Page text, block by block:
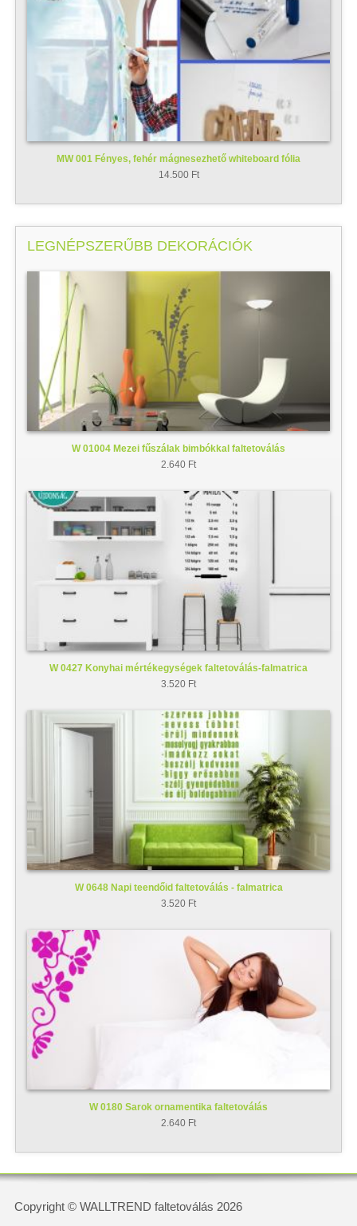
MW 001 Fényes, fehér mágnesezhető whiteboard fólia
14.500 Ft
LEGNÉPSZERŰBB DEKORÁCIÓK
W 01004 Mezei fűszálak bimbókkal faltetoválás
2.640 Ft
W 0427 Konyhai mértékegységek faltetoválás-falmatrica
3.520 Ft
W 0648 Napi teendőid faltetoválás - falmatrica
3.520 Ft
W 0180 Sarok ornamentika faltetoválás
2.640 Ft
Copyright © WALLTREND faltetoválás 2026